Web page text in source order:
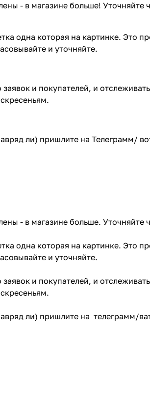
- в магазине больше! Уточняйте
одна которая на картинке. Это
и уточняйте.
и покупателей, и
ли) пришлите на Телеграмм/
- в магазине больше. Уточняйте
одна которая на картинке. Это
и уточняйте.
и покупателей, и
ли) пришлите на телеграмм/